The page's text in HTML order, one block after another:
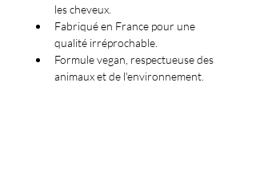
les cheveux.
Fabriqué en France pour une
qualité irréprochable.
Formule vegan, respectueuse des
animaux et de l'environnement.